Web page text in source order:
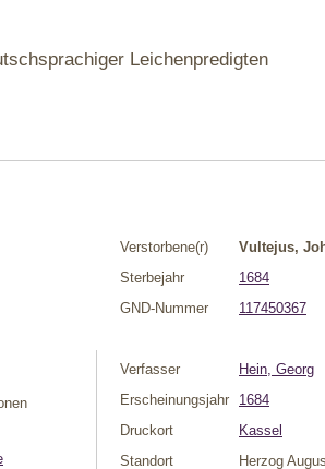
Leichenpredigten
Verstorbene(r)
Vultejus,
Sterbejahr
1684
GND-Nummer
117450367
Verfasser
Hein, Georg
Erscheinungsjahr
1684
Druckort
Kassel
Standort
Herzog